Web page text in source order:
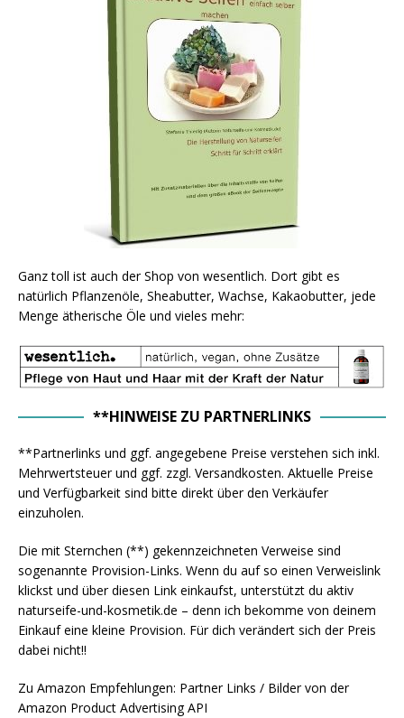
Ganz toll ist auch der Shop von wesentlich. Dort gibt es
natürlich Pflanzenöle, Sheabutter, Wachse, Kakaobutter, jede
Menge ätherische Öle und vieles mehr:
**HINWEISE ZU PARTNERLINKS
**Partnerlinks und ggf. angegebene Preise verstehen sich inkl.
Mehrwertsteuer und ggf. zzgl. Versandkosten. Aktuelle Preise
und Verfügbarkeit sind bitte direkt über den Verkäufer
einzuholen.
Die mit Sternchen (**) gekennzeichneten Verweise sind
sogenannte Provision-Links. Wenn du auf so einen Verweislink
klickst und über diesen Link einkaufst, unterstützt du aktiv
naturseife-und-kosmetik.de – denn ich bekomme von deinem
Einkauf eine kleine Provision. Für dich verändert sich der Preis
dabei nicht!!
Zu Amazon Empfehlungen: Partner Links / Bilder von der
Amazon Product Advertising API